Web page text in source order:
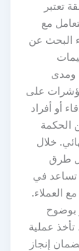
تعتبر
مع
البحث عن
ومدى
على
أو أفراد
الحكمة
خلال
طرق
تساعد في
العملاء.
بوضوح
عملية
إنجاز